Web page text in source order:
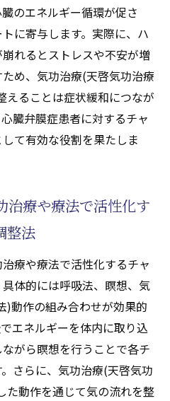
のエネルギー循環が促さ
に寄与します。実際に、ハ
れるとストレスや不安が増
め、気功治療(天啓気功治療
えることは症状緩和につなが
臓弁膜症患者に対するチャ
て有効な役割を果たしま
治療や療法で活性化す
整法
療や療法で活性化するチャ
体的には呼吸法、瞑想、気
)動作の組み合わせが効果的
エネルギーを体内に取り込
がら瞑想を行うことで各チ
さらに、気功治療(天啓気功
た動作を通じて気の流れを整